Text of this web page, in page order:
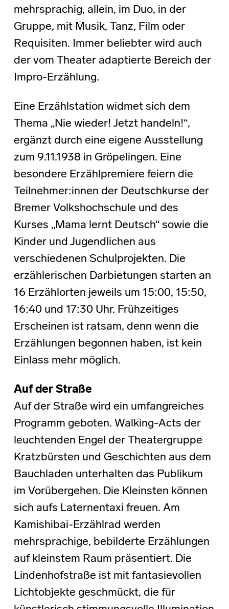
mehrsprachig, allein, im Duo, in der
Gruppe, mit Musik, Tanz, Film oder
Requisiten. Immer beliebter wird auch
der vom Theater adaptierte Bereich der
Impro-Erzählung.
Eine Erzählstation widmet sich dem
Thema „Nie wieder! Jetzt handeln!“,
ergänzt durch eine eigene Ausstellung
zum 9.11.1938 in Gröpelingen. Eine
besondere Erzählpremiere feiern die
Teilnehmer:innen der Deutschkurse der
Bremer Volkshochschule und des
Kurses „Mama lernt Deutsch“ sowie die
Kinder und Jugendlichen aus
verschiedenen Schulprojekten. Die
erzählerischen Darbietungen starten an
16 Erzählorten jeweils um 15:00, 15:50,
16:40 und 17:30 Uhr. Frühzeitiges
Erscheinen ist ratsam, denn wenn die
Erzählungen begonnen haben, ist kein
Einlass mehr möglich.
Auf der Straße
Auf der Straße wird ein umfangreiches
Programm geboten. Walking-Acts der
leuchtenden Engel der Theatergruppe
Kratzbürsten und Geschichten aus dem
Bauchladen unterhalten das Publikum
im Vorübergehen. Die Kleinsten können
sich aufs Laternentaxi freuen. Am
Kamishibai-Erzählrad werden
mehrsprachige, bebilderte Erzählungen
auf kleinstem Raum präsentiert. Die
Lindenhofstraße ist mit fantasievollen
Lichtobjekte geschmückt, die für